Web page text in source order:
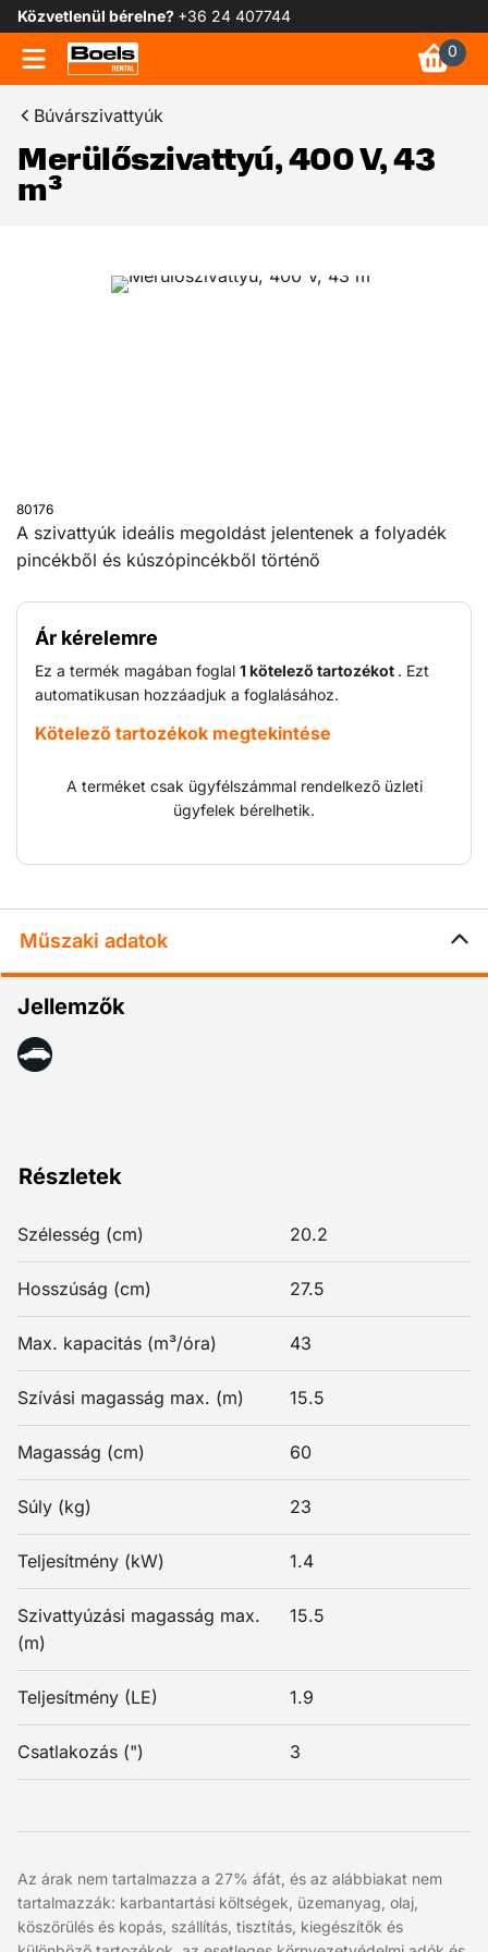
Közvetlenül bérelne? +36 24 407744
0
Búvárszivattyúk
Merülőszivattyú, 400 V, 43
m³
80176
A szivattyúk ideális megoldást jelentenek a folyadék
pincékből és kúszópincékből történő
tartására, az ipari víz szivattyúzására stb. Kompakt, kis
súlyú kialakításuknak köszönhetően a szivattyúk
nehezen elérhető helyeken is használhatók. A
szivattyúk kiváló minőségű, kopásálló anyagokból
készültek és olajfürdős, dupla mechanikus
tengelytömítővel vannak felszerelve.
Ár kérelemre
Ez a termék magában foglal 1 kötelező tartozékot . Ezt
automatikusan hozzáadjuk a foglalásához.
Kötelező tartozékok megtekintése
A terméket csak ügyfélszámmal rendelkező üzleti
ügyfelek bérelhetik.
Műszaki adatok
Részletek
Szélesség (cm) 20.2
Hosszúság (cm) 27.5
Max. kapacitás (m³/óra) 43
Szívási magasság max. (m) 15.5
Magasság (cm) 60
Súly (kg) 23
Teljesítmény (kW) 1.4
Szivattyúzási magasság max.
(m)
15.5
Teljesítmény (LE) 1.9
Csatlakozás (") 3
Jellemzők
Az árak nem tartalmazza a 27% áfát, és az alábbiakat nem
tartalmazzák: karbantartási költségek, üzemanyag, olaj,
köszörülés és kopás, szállítás, tisztítás, kiegészítők és